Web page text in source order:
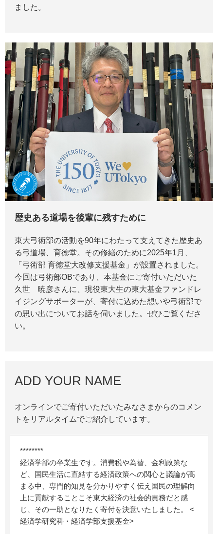
ました。
歴史ある道場を後輩に残すために
東大弓術部の活動を90年にわたって支えてきた歴史あ
る弓道場、育徳堂。その修繕のために2025年1月、
「弓術部 育徳堂大改修支援基金」が設置されました。
今回は弓術部OBであり、本基金にご寄付いただいた
久世 暁彦さんに、現役東大生の東大基金ファンドレ
イジングサポーターが、寄付に込めた想いや弓術部で
の思い出についてお話を伺いました。ぜひご覧くださ
い。
ADD YOUR NAME
オンラインでご寄付いただいたみなさまからのコメン
トをリアルタイムでご紹介しています。
********
経済学部の卒業生です。消費税や為替、金利政策な
ど、国民生活に直結する経済政策への関心と議論が高
まる中、専門的知見を分かりやすく伝え国民の理解向
上に貢献することこそ東大経済の社会的責務だと感
じ、その一助となりたく寄付を決意いたしました。 <
経済学研究科・経済学部支援基金>